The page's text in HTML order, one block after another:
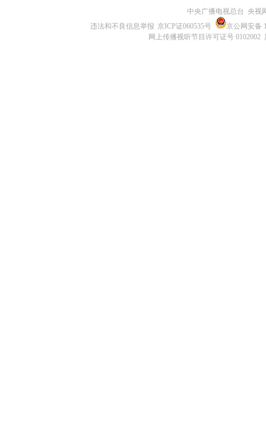
中央广播电视总台 央视
违法和不良信息举报 京ICP证060535号
京公网安备
网上传播视听节目许可证号 0102002